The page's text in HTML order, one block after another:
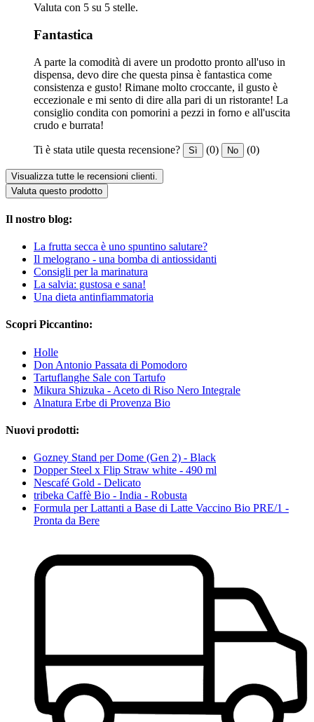
Valuta con 5 su 5 stelle.
Fantastica
A parte la comodità di avere un prodotto pronto all'uso in
dispensa, devo dire che questa pinsa è fantastica come
consistenza e gusto! Rimane molto croccante, il gusto è
eccezionale e mi sento di dire alla pari di un ristorante! La
consiglio condita con pomorini a pezzi in forno e all'uscita
crudo e burrata!
Ti è stata utile questa recensione? Sì (0) No (0)
Visualizza tutte le recensioni clienti.
Valuta questo prodotto
Il nostro blog:
La frutta secca è uno spuntino salutare?
Il melograno - una bomba di antiossidanti
Consigli per la marinatura
La salvia: gustosa e sana!
Una dieta antinfiammatoria
Scopri Piccantino:
Holle
Don Antonio Passata di Pomodoro
Tartuflanghe Sale con Tartufo
Mikura Shizuka - Aceto di Riso Nero Integrale
Alnatura Erbe di Provenza Bio
Nuovi prodotti:
Gozney Stand per Dome (Gen 2) - Black
Dopper Steel x Flip Straw white - 490 ml
Nescafé Gold - Delicato
tribeka Caffè Bio - India - Robusta
Formula per Lattanti a Base di Latte Vaccino Bio PRE/1 -
Pronta da Bere